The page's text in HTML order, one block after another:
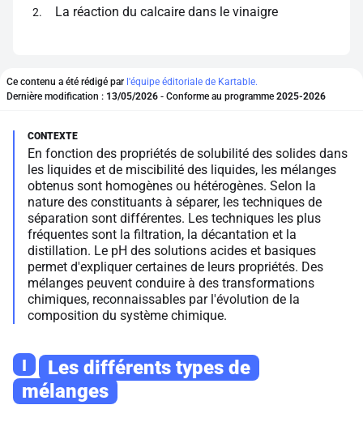
2 La réaction du calcaire dans le vinaigre
Ce contenu a été rédigé par l'équipe éditoriale de Kartable.
Dernière modification : 13/05/2026 - Conforme au programme 2025-2026
En fonction des propriétés de solubilité des solides dans
les liquides et de miscibilité des liquides, les mélanges
obtenus sont homogènes ou hétérogènes. Selon la
nature des constituants à séparer, les techniques de
séparation sont différentes. Les techniques les plus
fréquentes sont la filtration, la décantation et la
distillation. Le pH des solutions acides et basiques
permet d'expliquer certaines de leurs propriétés. Des
mélanges peuvent conduire à des transformations
chimiques, reconnaissables par l'évolution de la
composition du système chimique.
I
Les différents types de
mélanges